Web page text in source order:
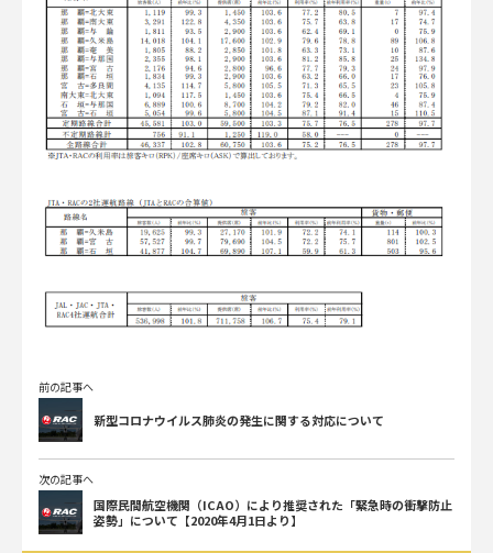
前の記事へ
新型コロナウイルス肺炎の発生に関する対応について
次の記事へ
国際民間航空機関（ICAO）により推奨された「緊急時の衝撃防止
姿勢」について【2020年4月1日より】